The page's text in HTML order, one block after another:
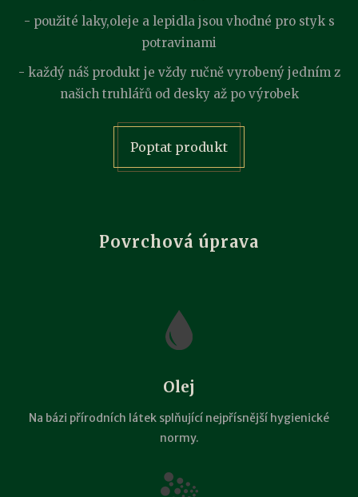
- použité laky,oleje a lepidla jsou vhodné pro styk s
potravinami
- každý náš produkt je vždy ručně vyrobený jedním z
našich truhlářů od desky až po výrobek
Poptat produkt
Povrchová úprava
Olej
Na bázi přírodních látek splňující nejpřísnější hygienické
normy.